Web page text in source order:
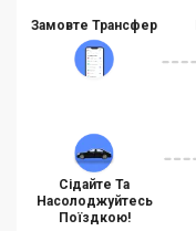
Замовте Трансфер
Сідайте Та
Насолоджуйтесь
Поїздкою!